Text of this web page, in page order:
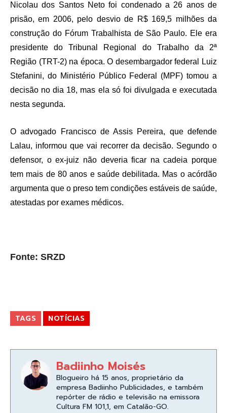
Nicolau dos Santos Neto foi condenado a 26 anos de
prisão, em 2006, pelo desvio de R$ 169,5 milhões da
construção do Fórum Trabalhista de São Paulo. Ele era
presidente do Tribunal Regional do Trabalho da 2ª
Região (TRT-2) na época. O desembargador federal Luiz
Stefanini, do Ministério Público Federal (MPF) tomou a
decisão no dia 18, mas ela só foi divulgada e executada
nesta segunda.
O advogado Francisco de Assis Pereira, que defende
Lalau, informou que vai recorrer da decisão. Segundo o
defensor, o ex-juiz não deveria ficar na cadeia porque
tem mais de 80 anos e saúde debilitada. Mas o acórdão
argumenta que o preso tem condições estáveis de saúde,
atestadas por exames médicos.
Fonte: SRZD
TAGS NOTÍCIAS
Badiinho Moisés
Blogueiro há 15 anos, proprietário da
empresa Badiinho Publicidades, e também
repórter de rádio e televisão na emissora
Cultura FM 101,1, em Catalão-GO.